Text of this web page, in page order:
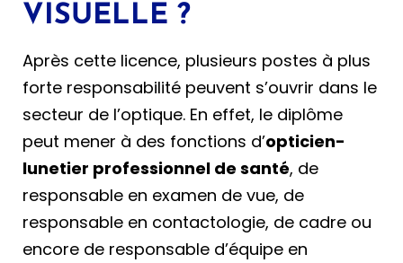
VISUELLE ?
Après cette licence, plusieurs postes à plus
forte responsabilité peuvent s’ouvrir dans le
secteur de l’optique. En effet, le diplôme
peut mener à des fonctions d’opticien-
lunetier professionnel de santé, de
responsable en examen de vue, de
responsable en contactologie, de cadre ou
encore de responsable d’équipe en